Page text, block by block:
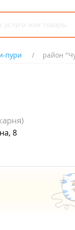
пури район
8